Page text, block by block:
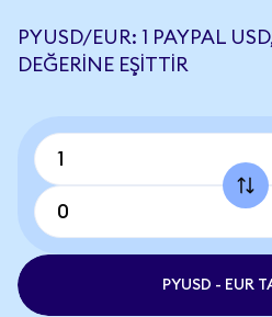
PYUSD/EUR: 1 PAYPAL
DEĞERINE EŞITTIR
PYUSD - EUR